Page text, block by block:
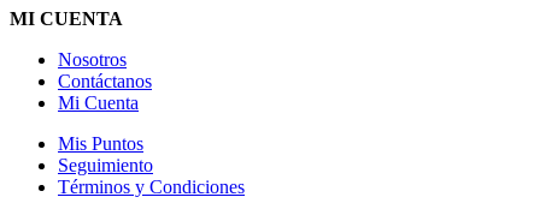
MI CUENTA
Nosotros
Contáctanos
Mi Cuenta
Mis Puntos
Seguimiento
Términos y Condiciones